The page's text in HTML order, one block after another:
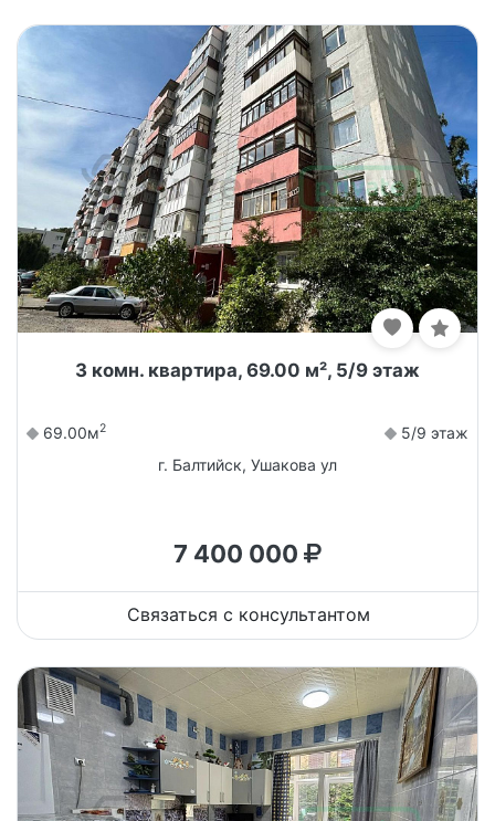
3 комн. квартира, 69.00 м², 5/9 этаж
69.00м2
5/9 этаж
г. Балтийск, Ушакова ул
7 400 000
Связаться с консультантом